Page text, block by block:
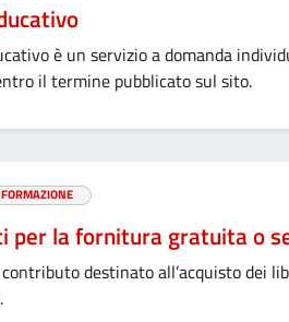
è un servizio a domanda
il termine pubblicato sul sito.
per la fornitura gratuita o
destinato all’acquisto dei